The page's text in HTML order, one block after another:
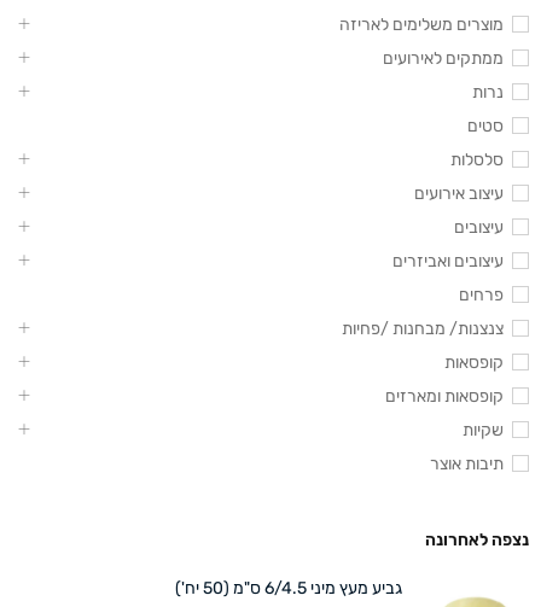
מוצרים משלימים לאריזה
ממתקים לאירועים
נרות
סטים
סלסלות
עיצוב אירועים
עיצובים
עיצובים ואביזרים
פרחים
צנצנות/ מבחנות /פחיות
קופסאות
קופסאות ומארזים
שקיות
תיבות אוצר
נצפה לאחרונה
גביע מעץ מיני 6/4.5 ס"מ (50 יח')